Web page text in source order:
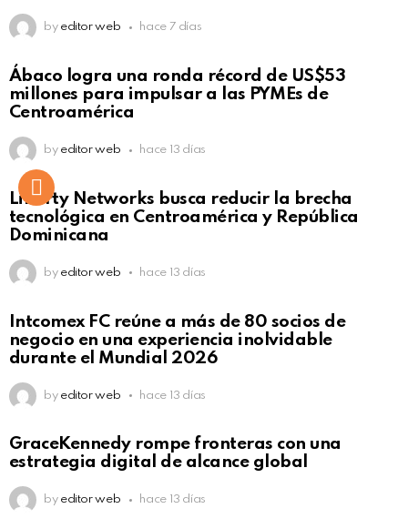
by editor web hace 7 días
Click to view this post
Ábaco logra una ronda récord de US$53
millones para impulsar a las PYMEs de
Centroamérica
by editor web hace 13 días
Liberty Networks busca reducir la brecha
tecnológica en Centroamérica y República
Dominicana
by editor web hace 13 días
Intcomex FC reúne a más de 80 socios de
negocio en una experiencia inolvidable
durante el Mundial 2026
by editor web hace 13 días
GraceKennedy rompe fronteras con una
estrategia digital de alcance global
by editor web hace 13 días